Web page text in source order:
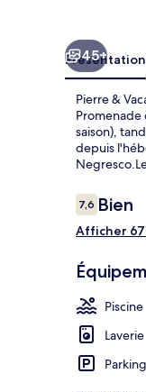
45+
Présentation
Pierre &
Promenade
saison),
depuis
Avis
voyageurs
7,67,6 sur 10
Bien
Afficher
Piscine
Laverie